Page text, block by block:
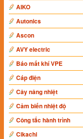
AIKO
Autonics
Ascon
AVY electric
Báo mất khí VPE
Cáp điện
Cây nâng nhiệt
Cảm biến nhiệt độ
Công tắc hành trình
Cikachi